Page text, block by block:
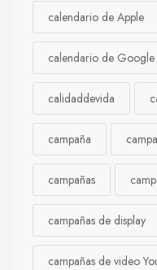
calendario de Apple
calendario de Google
calidaddevida
campaña
campañas
campañas de display
campañas de video